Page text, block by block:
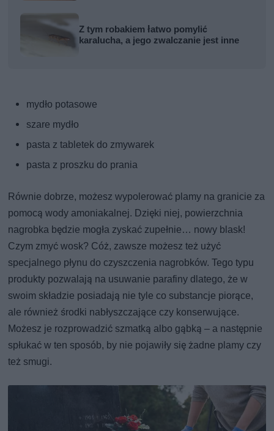
Z tym robakiem łatwo pomylić
karalucha, a jego zwalczanie jest inne
mydło potasowe
szare mydło
pasta z tabletek do zmywarek
pasta z proszku do prania
Równie dobrze, możesz wypolerować plamy na granicie za
pomocą wody amoniakalnej. Dzięki niej, powierzchnia
nagrobka będzie mogła zyskać zupełnie… nowy blask!
Czym zmyć wosk? Cóż, zawsze możesz też użyć
specjalnego płynu do czyszczenia nagrobków. Tego typu
produkty pozwalają na usuwanie parafiny dlatego, że w
swoim składzie posiadają nie tyle co substancje piorące,
ale również środki nabłyszczające czy konserwujące.
Możesz je rozprowadzić szmatką albo gąbką – a następnie
spłukać w ten sposób, by nie pojawiły się żadne plamy czy
też smugi.